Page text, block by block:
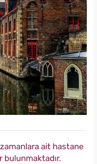
ait hastane
bulunmaktadır.